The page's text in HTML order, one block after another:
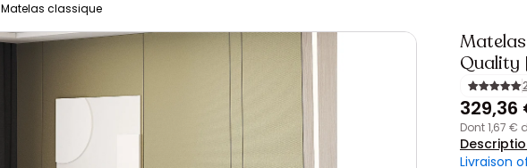
Matelas classique
Quality
329,36
dont 1,67
Livraison